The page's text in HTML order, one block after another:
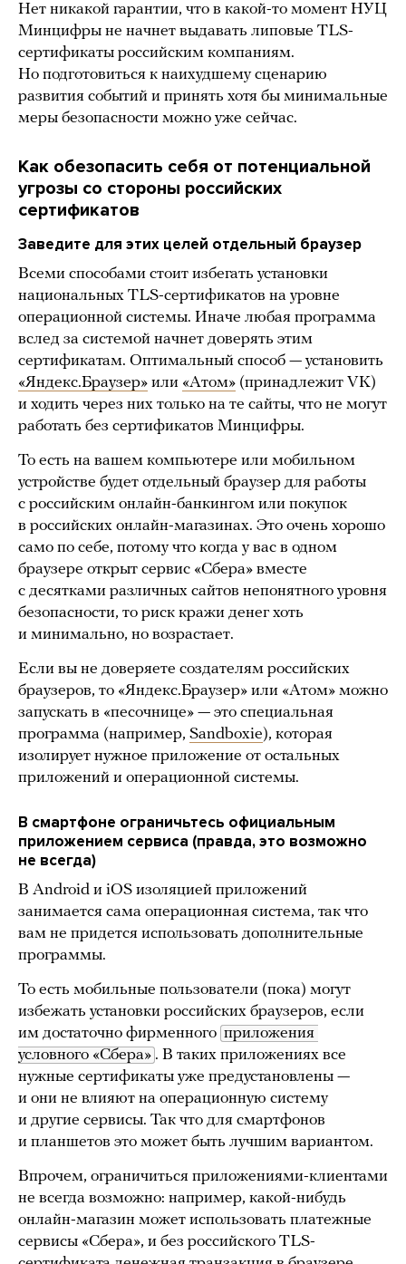
Нет никакой гарантии, что в какой-то момент НУЦ
Минцифры не начнет выдавать липовые TLS-
сертификаты российским компаниям.
Но подготовиться к наихудшему сценарию
развития событий и принять хотя бы минимальные
меры безопасности можно уже сейчас.
Как обезопасить себя от потенциальной
угрозы со стороны российских
сертификатов
Заведите для этих целей отдельный браузер
Всеми способами стоит избегать установки
национальных TLS-сертификатов на уровне
операционной системы. Иначе любая программа
вслед за системой начнет доверять этим
сертификатам. Оптимальный способ — установить
«Яндекс.Браузер» или «Атом» (принадлежит VK)
и ходить через них только на те сайты, что не могут
работать без сертификатов Минцифры.
То есть на вашем компьютере или мобильном
устройстве будет отдельный браузер для работы
с российским онлайн-банкингом или покупок
в российских онлайн-магазинах. Это очень хорошо
само по себе, потому что когда у вас в одном
браузере открыт сервис «Сбера» вместе
с десятками различных сайтов непонятного уровня
безопасности, то риск кражи денег хоть
и минимально, но возрастает.
Если вы не доверяете создателям российских
браузеров, то «Яндекс.Браузер» или «Атом» можно
запускать в «песочнице» — это специальная
программа (например, Sandboxie), которая
изолирует нужное приложение от остальных
приложений и операционной системы.
В смартфоне ограничьтесь официальным
приложением сервиса (правда, это возможно
не всегда)
В Android и iOS изоляцией приложений
занимается сама операционная система, так что
вам не придется использовать дополнительные
программы.
То есть мобильные пользователи (пока) могут
избежать установки российских браузеров, если
им достаточно фирменного приложения
условного «Сбера» . В таких приложениях все
нужные сертификаты уже предустановлены —
и они не влияют на операционную систему
и другие сервисы. Так что для смартфонов
и планшетов это может быть лучшим вариантом.
Впрочем, ограничиться приложениями-клиентами
не всегда возможно: например, какой-нибудь
онлайн-магазин может использовать платежные
сервисы «Сбера», и без российского TLS-